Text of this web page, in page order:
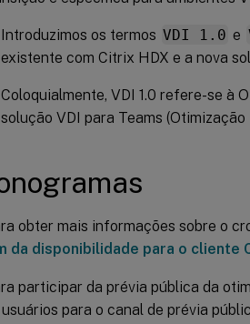
Introduzimos os termos VDI 1.0 e
existente com Citrix HDX e a nova
Coloquialmente, VDI 1.0 refere-se à
solução VDI para Teams
obter mais informações sobre o
da disponibilidade para o cliente
participar da prévia pública da
para o canal de prévia